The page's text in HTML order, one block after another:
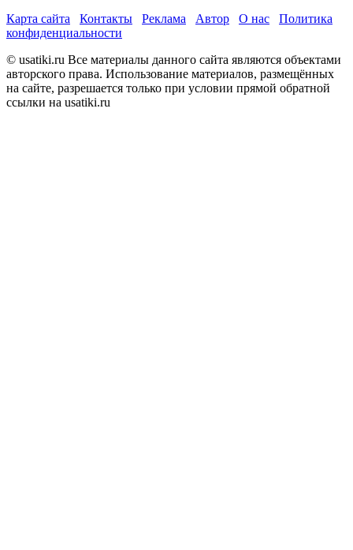
Карта сайта
Контакты Реклама Автор О нас
Политика
конфиденциальности
© usatiki.ru Все материалы данного сайта являются объектами
авторского права. Использование материалов, размещённых
на сайте, разрешается только при условии прямой обратной
ссылки на usatiki.ru